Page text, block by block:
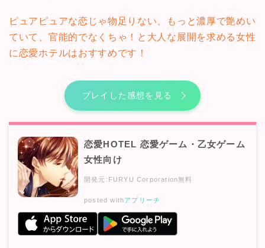
ピュアピュアな恋じゃ物足りない、もっと濃厚で艶めい
ていて、官能的でなくちゃ！と大人な展開を求める女性
に恋愛ホテルはおすすめです！
プレイした感想を見る
恋愛HOTEL 恋愛ゲーム・乙女ゲーム
女性向け
開発元: FURYU Corporation無料
posted withアプリーチ